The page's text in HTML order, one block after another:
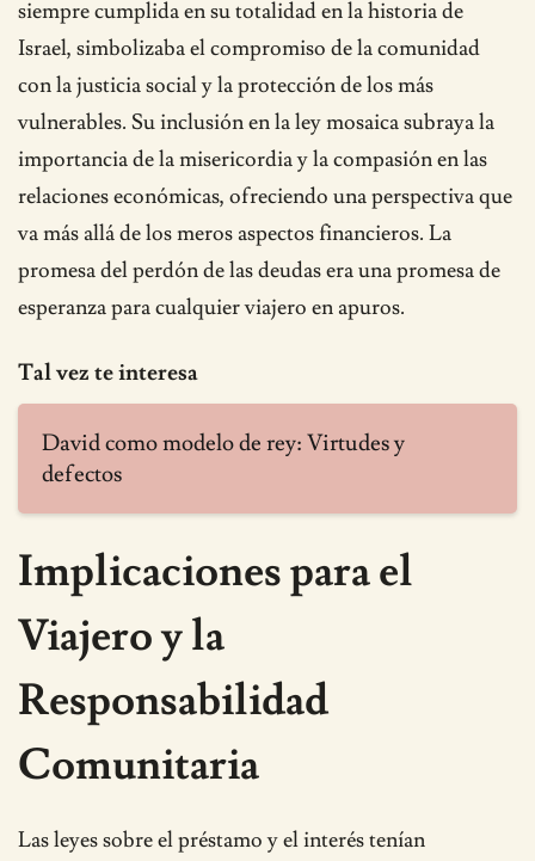
siempre cumplida en su totalidad en la historia de
Israel, simbolizaba el compromiso de la comunidad
con la justicia social y la protección de los más
vulnerables. Su inclusión en la ley mosaica subraya la
importancia de la misericordia y la compasión en las
relaciones económicas, ofreciendo una perspectiva que
va más allá de los meros aspectos financieros. La
promesa del perdón de las deudas era una promesa de
esperanza para cualquier viajero en apuros.
Tal vez te interesa
David como modelo de rey: Virtudes y
defectos
Implicaciones para el
Viajero y la
Responsabilidad
Comunitaria
Las leyes sobre el préstamo y el interés tenían